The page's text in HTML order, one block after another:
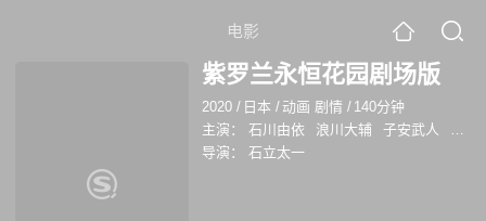
电影
紫罗兰永恒花园剧场版
2020 / 日本 / 动画 剧情 / 140分钟
主演：
石川由依 浪川大辅 子安武人
木内
导演：
石立太一